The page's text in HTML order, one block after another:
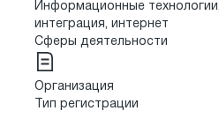
Информационные
интеграция, интернет
Сферы деятельности
Организация
Тип регистрации